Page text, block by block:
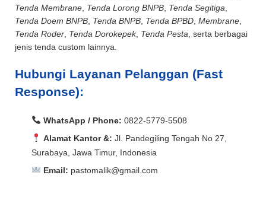
Tenda Membrane Tenda Lorong BNPB Tenda Segitiga
Tenda Doem BNPB Tenda BNPB Tenda BPBD Membrane
Tenda Roder Tenda Dorokepek, Tenda Pesta , serta berbagai
jenis tenda custom lainnya.
Hubungi Layanan Pelanggan (Fast
Response):
WhatsApp / Phone: 0822-5779-5508
Alamat Kantor &: Jl. Pandegiling Tengah No 27,
Surabaya, Jawa Timur, Indonesia
Email: pastomalik@gmail.com